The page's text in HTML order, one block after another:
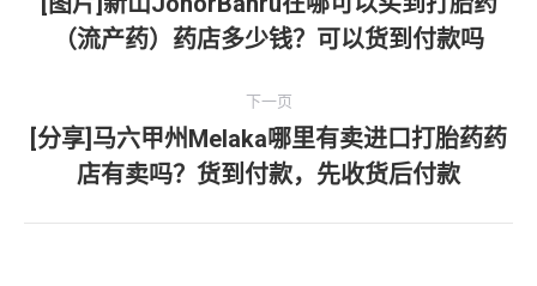
上
一
（流产药）药店多少钱？可以货到付款吗
下一页
下
一
文
[分享]马六甲州Melaka哪里有卖进口打胎药药
店有卖吗？货到付款，先收货后付款